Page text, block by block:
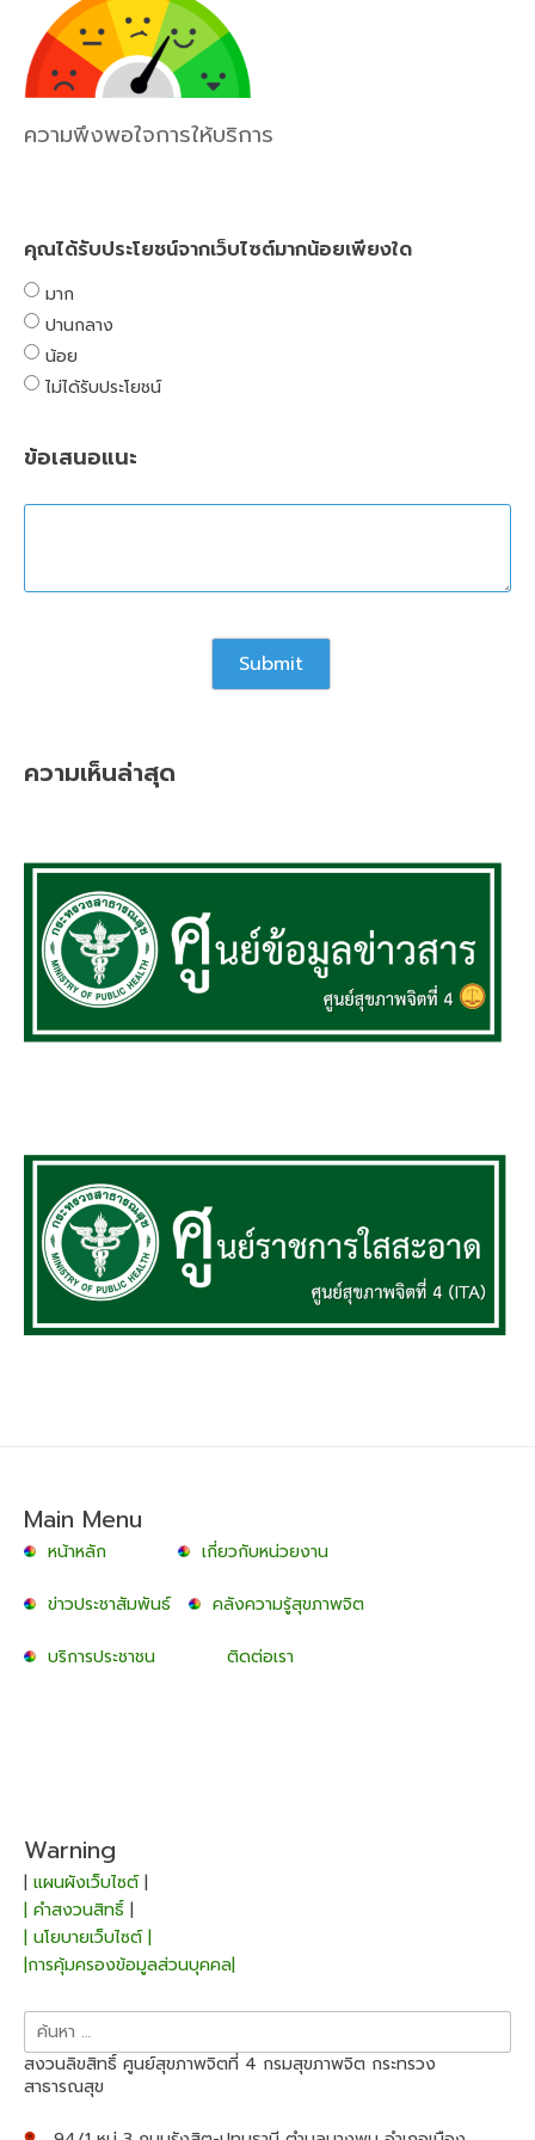
ความพึงพอใจการให้บริการ
คุณได้รับประโยชน์จากเว็บไซต์มากน้อยเพียงใด
มาก
ปานกลาง
น้อย
ไม่ได้รับประโยชน์
ข้อเสนอแนะ
ความเห็นล่าสุด
Main Menu
หน้าหลัก เกี่ยวกับหน่วยงาน
ข่าวประชาสัมพันธ์ คลังความรู้สุขภาพจิต
บริการประชาชน ติดต่อเรา
Warning
| แผนผังเว็บไซต์|
| คำสงวนสิทธิ์ |
| นโยบายเว็บไซต์ |
|การคุ้มครองข้อมูลส่วนบุคคล|
ค้นหา
สำหรับ:
สงวนลิขสิทธิ์ ศูนย์สุขภาพจิตที่ 4 กรมสุขภาพจิต กระทรวง
สาธารณสุข